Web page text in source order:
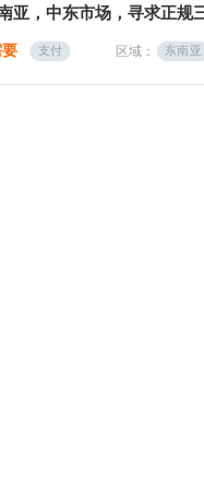
亚，中东市场，寻求正规
支付 区域： 东南亚